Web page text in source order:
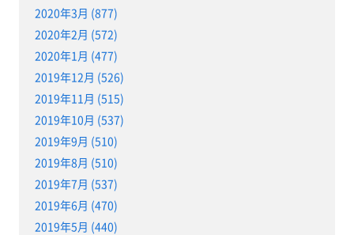
2020年3月 (877)
2020年2月 (572)
2020年1月 (477)
2019年12月 (526)
2019年11月 (515)
2019年10月 (537)
2019年9月 (510)
2019年8月 (510)
2019年7月 (537)
2019年6月 (470)
2019年5月 (440)